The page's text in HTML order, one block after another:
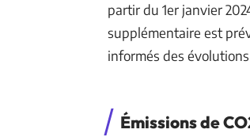
partir du 1er janvier
supplémentaire est
informés des
Émissions de